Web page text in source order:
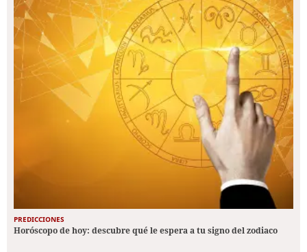
PREDICCIONES
Horóscopo de hoy: descubre qué le espera a tu signo del zodiaco